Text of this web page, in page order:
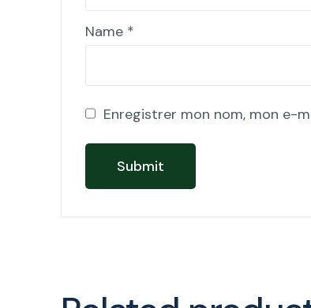
Name *
Enregistrer mon nom, mon e-